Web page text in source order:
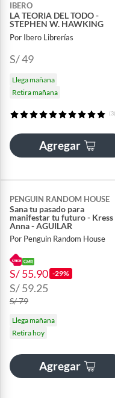
IBERO
LA TEORIA DEL TODO -
STEPHEN W. HAWKING
Por Ibero Librerías
S/ 49
Llega mañana
Retira mañana
(3)
Agregar
PENGUIN RANDOM HOUSE
Sana tu pasado para
manifestar tu futuro - Kress
Anna - AGUILAR
Por Penguin Random House
S/ 55.90 -29%
S/ 59.25
S/ 79
Llega mañana
Retira hoy
Agregar